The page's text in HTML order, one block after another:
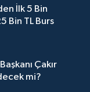
İlk 5 Bin
Bin TL Burs
Çakır
mi?